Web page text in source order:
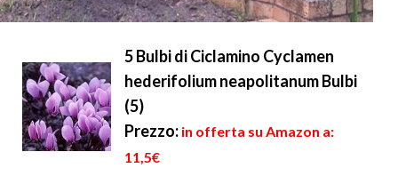
5 Bulbi di Ciclamino Cyclamen
hederifolium neapolitanum Bulbi
(5)
Prezzo: in offerta su Amazon a:
11,5€